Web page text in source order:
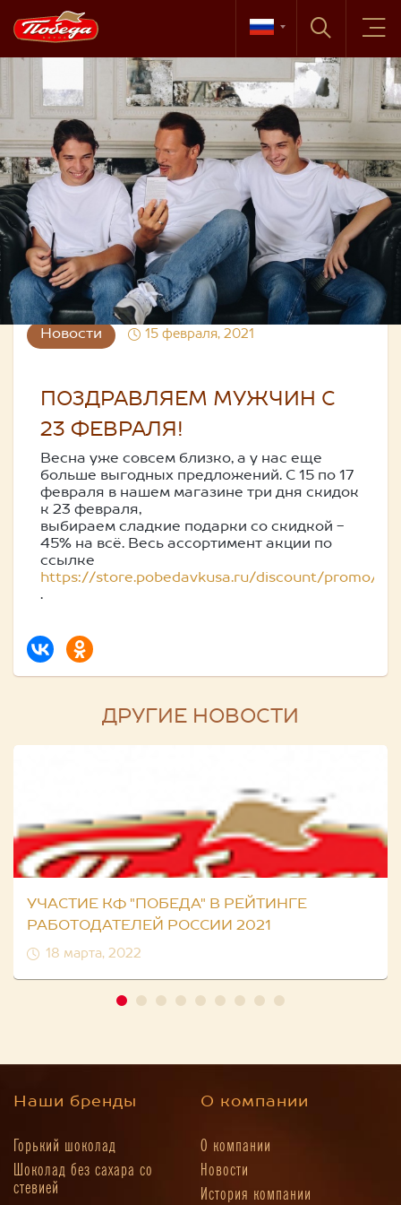
Новости 15 февраля, 2021
ПОЗДРАВЛЯЕМ МУЖЧИН С
23 ФЕВРАЛЯ!
Весна уже совсем близко, а у нас еще
больше выгодных предложений. С 15 по 17
февраля в нашем магазине три дня скидок
к 23 февраля,
выбираем сладкие подарки со скидкой -
45% на всё. Весь ассортимент акции по
ссылке
https://store.pobedavkusa.ru/discount/promo/
.
ДРУГИЕ НОВОСТИ
УЧАСТИЕ КФ "ПОБЕДА" В РЕЙТИНГЕ
РАБОТОДАТЕЛЕЙ РОССИИ 2021
18 марта, 2022
Наши бренды
Горький шоколад
Шоколад без сахара со
стевией
О компании
О компании
Новости
История компании